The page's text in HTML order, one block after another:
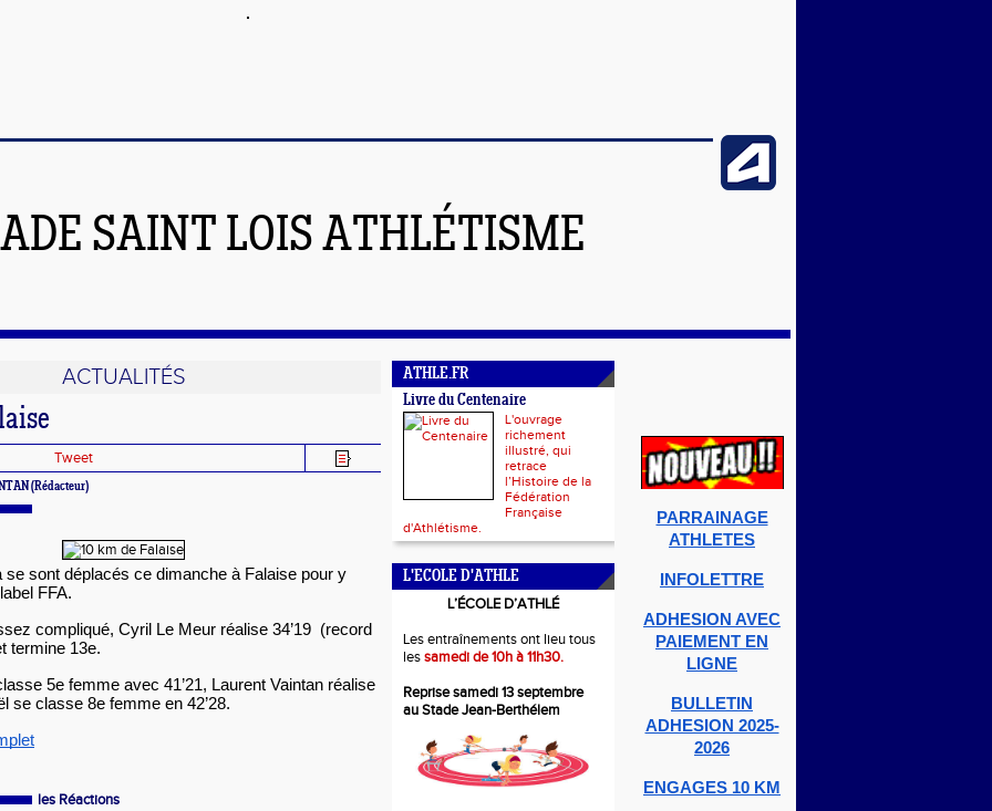
SAINT LOIS ATHLÉTISME
ACTUALITÉS
Tweet
(Rédacteur)
se sont déplacés ce dimanche à Falaise pour y
FFA.
compliqué, Cyril Le Meur réalise 34’19 (record
termine 13e.
5e femme avec 41’21, Laurent Vaintan réalise
se classe 8e femme en 42’28.
les Réactions
ATHLE.FR
Livre du Centenaire
L'ouvrage
richement
illustré, qui
retrace
l’Histoire de la
Fédération
Française
d'Athlétisme.
L'ECOLE D'ATHLE
L’ÉCOLE D’ATHLÉ
Les entraînements ont lieu tous
lessamedi de 10h à 11h30.
Reprise samedi 13 septembre
au Stade Jean-Berthélem
PARRAINAGE
ATHLETES
INFOLETTRE
ADHESION AVEC
PAIEMENT EN
LIGNE
BULLETIN
ADHESION 2025-
2026
ENGAGES 10 KM